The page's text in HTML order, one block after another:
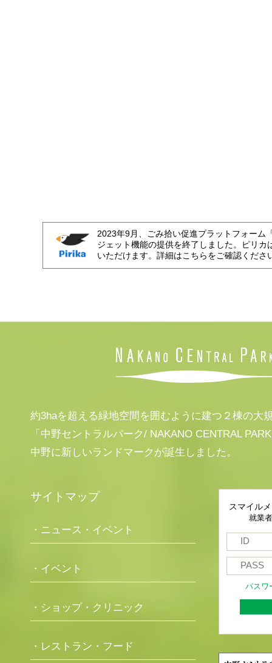
2023年9月、ごみ拾い促進プラットフォーム
ジェット機能の提供を終了しました。ピリカ
いただけます。詳細はこちらをご確認くださ
約3haを超える緑地空間を囲むように建つ２棟の大
「中野セントラルパーク/ NAKANO CENTRAL
中野に新しいランドマークが誕生しました。
サイトマップ
・ニュース・イベント
・イベント
・ショップ・クリニック
・レストラン・フード
スマイル
就業
パスワ